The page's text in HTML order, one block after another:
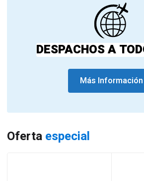
DESPACHOS A
Más Información
Oferta especial